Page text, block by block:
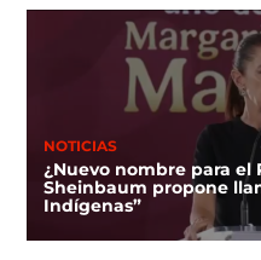
NOTICIAS
¿Nuevo nombre para el
Sheinbaum propone
Indígenas”